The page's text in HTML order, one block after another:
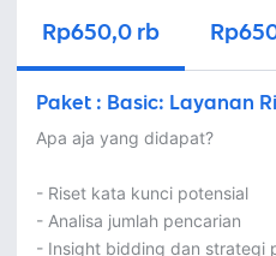
Rp650,0 rb
Paket : Basic: Layanan
Apa aja yang didapat?
- Riset kata kunci potensial
- Analisa jumlah pencarian
- Insight bidding dan strategi